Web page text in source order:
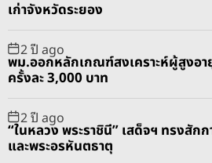
เก่าจังหวัดระยอง
2 ปี ago
พม.ออกหลักเกณฑ์สงเคราะห์ผู้สูงอา
ครั้งละ 3,000 บาท
2 ปี ago
“ในหลวง พระราชินี” เสด็จฯ ทรงสัก
และพระอรหันตธาตุ